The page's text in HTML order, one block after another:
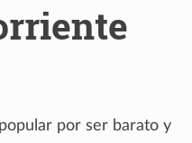
por ser barato y